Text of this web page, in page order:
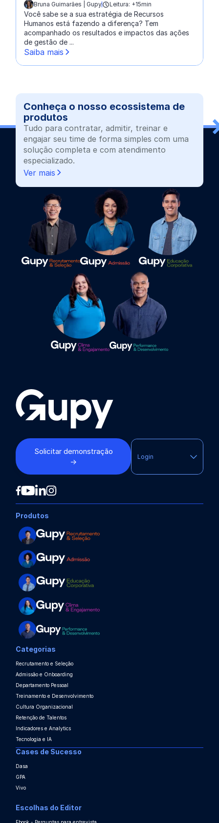
escrito por:
Bruna Guimarães | Gupy Leitura: +15min
Você sabe se a sua estratégia de Recursos
Humanos está fazendo a diferença? Tem
acompanhado os resultados e impactos das ações
de gestão de ...
Saiba mais
Conheça o nosso ecossistema de
produtos
Tudo para contratar, admitir, treinar e
engajar seu time de forma simples com uma
solução completa e com atendimento
especializado.
Ver mais
Solicitar demonstração
→
Login
Produtos
Categorias
Recrutamento e Seleção
Admissão e Onboarding
Departamento Pessoal
Treinamento e Desenvolvimento
Cultura Organizacional
Retenção de Talentos
Indicadores e Analytics
Tecnologia e IA
Cases de Sucesso
Dasa
GPA
Vivo
Escolhas do Editor